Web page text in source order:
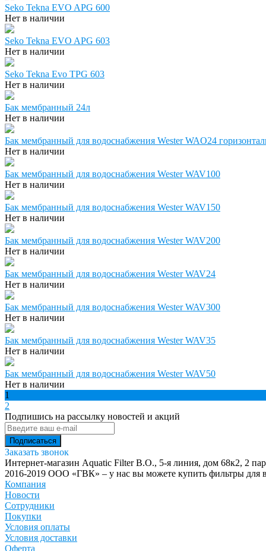
Seko Tekna EVO APG 600
Нет в наличии
Seko Tekna EVO APG 603
Нет в наличии
Seko Tekna Evo TPG 603
Нет в наличии
Бак мембранный 24л
Нет в наличии
Бак мембранный для водоснабжения Wester WAO24
Нет в наличии
Бак мембранный для водоснабжения Wester WAV100
Нет в наличии
Бак мембранный для водоснабжения Wester WAV150
Нет в наличии
Бак мембранный для водоснабжения Wester WAV200
Нет в наличии
Бак мембранный для водоснабжения Wester WAV24
Нет в наличии
Бак мембранный для водоснабжения Wester WAV300
Нет в наличии
Бак мембранный для водоснабжения Wester WAV35
Нет в наличии
Бак мембранный для водоснабжения Wester WAV50
Нет в наличии
1
2
Подпишись на рассылку новостей и акций
Заказать звонок
Интернет-магазин Aquatic Filter В.О., 5-я линия, дом 68к2, 2
2016-2019 ООО «ГВК» – у нас вы можете купить фильтры для
Компания
Новости
Сотрудники
Покупки
Условия оплаты
Условия доставки
Оферта